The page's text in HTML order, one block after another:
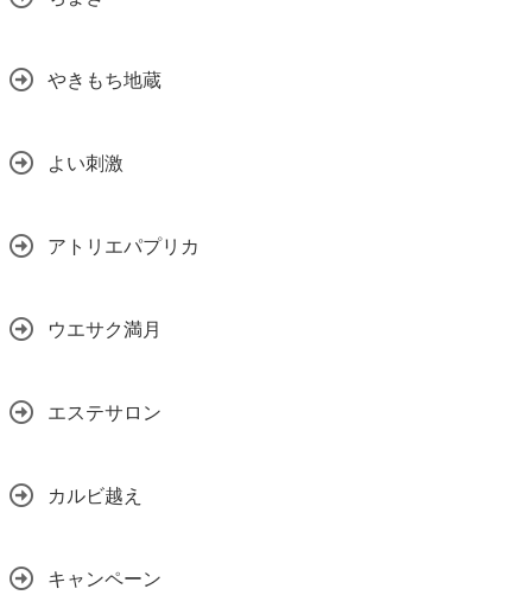
やきもち地蔵
よい刺激
アトリエパプリカ
ウエサク満月
エステサロン
カルビ越え
キャンペーン